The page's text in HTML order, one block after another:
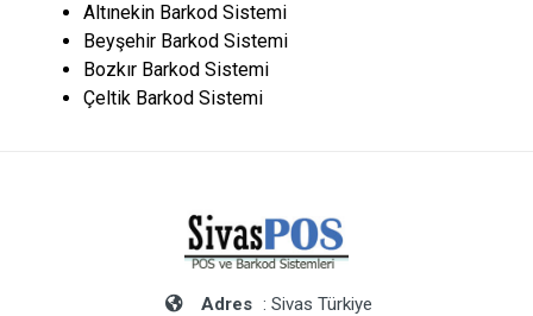
Altınekin Barkod Sistemi
Beyşehir Barkod Sistemi
Bozkır Barkod Sistemi
Çeltik Barkod Sistemi
Adres : Sivas Türkiye